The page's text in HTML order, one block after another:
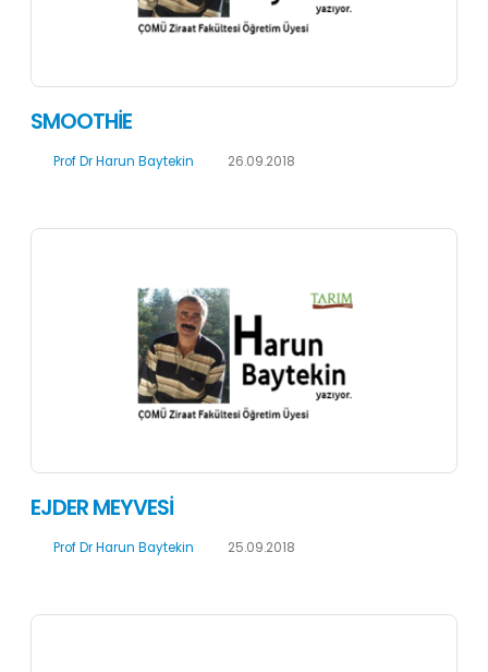
SMOOTHİE
Prof Dr Harun Baytekin 26.09.2018
EJDER MEYVESİ
Prof Dr Harun Baytekin 25.09.2018